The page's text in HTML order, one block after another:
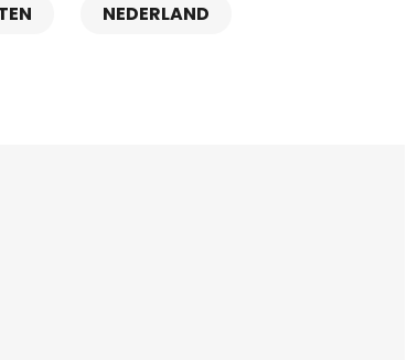
NEDERLAND